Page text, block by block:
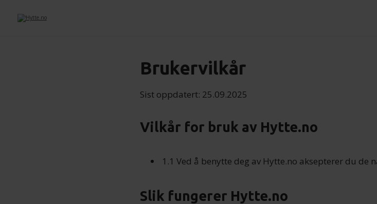
Brukervilkår
Sist oppdatert: 25.09.2025
Vilkår for bruk av Hytte.no
1.1 Ved å benytte deg av Hytte.no aksepterer du
Slik fungerer Hytte.no